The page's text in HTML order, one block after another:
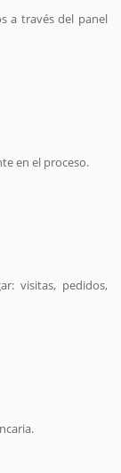
a través del panel
en el proceso.
visitas, pedidos,